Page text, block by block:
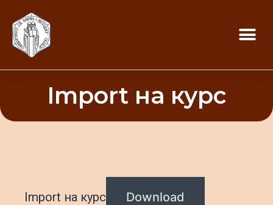
Import на курс
Import на курс Download